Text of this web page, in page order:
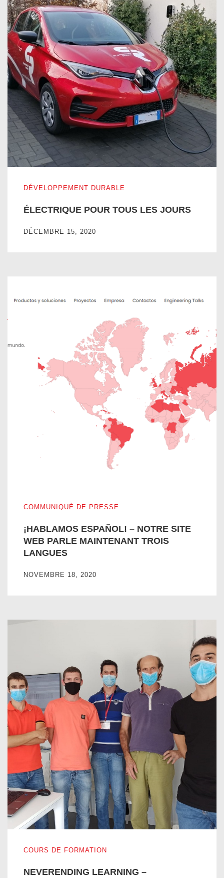
DÉVELOPPEMENT DURABLE
ÉLECTRIQUE POUR TOUS LES JOURS
DÉCEMBRE 15, 2020
COMMUNIQUÉ DE PRESSE
¡HABLAMOS ESPAÑOL! – NOTRE SITE
WEB PARLE MAINTENANT TROIS
LANGUES
NOVEMBRE 18, 2020
COURS DE FORMATION
NEVERENDING LEARNING –